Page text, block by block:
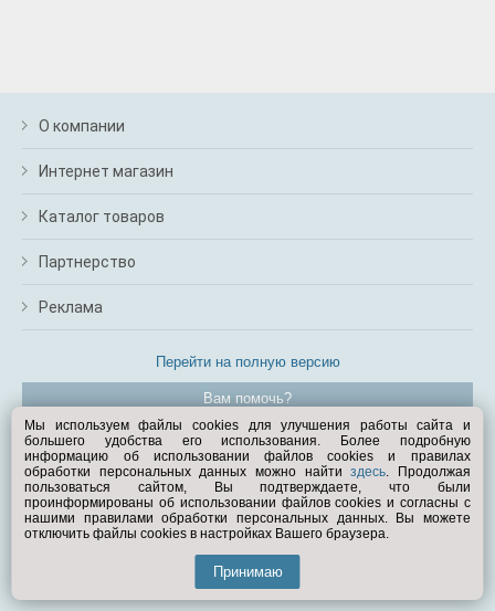
О компании
Интернет магазин
Каталог товаров
Партнерство
Реклама
Перейти на полную версию
Вам помочь?
© Exist.ru 1998—2026
Мы используем файлы cookies для улучшения работы сайта и
большего удобства его использования. Более подробную
информацию об использовании файлов cookies и правилах
обработки персональных данных можно найтиздесь. Продолжая
пользоваться сайтом, Вы подтверждаете, что были
проинформированы об использовании файлов cookies и согласны с
нашими правилами обработки персональных данных. Вы можете
отключить файлы cookies в настройках Вашего браузера.
Принимаю